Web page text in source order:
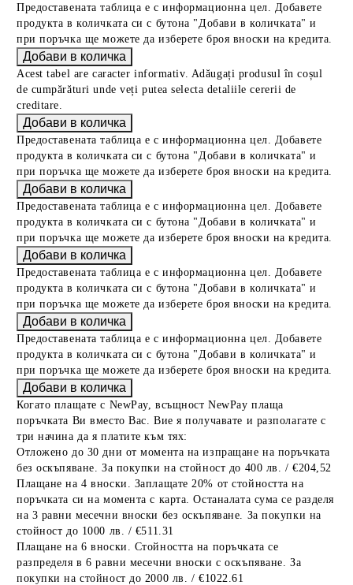
Предоставената таблица е с информационна цел. Добавете
продукта в количката си с бутона "Добави в количката" и
при поръчка ще можете да изберете броя вноски на кредита.
Acest tabel are caracter informativ. Adăugați produsul în coșul
de cumpărături unde veți putea selecta detaliile cererii de
creditare.
Предоставената таблица е с информационна цел. Добавете
продукта в количката си с бутона "Добави в количката" и
при поръчка ще можете да изберете броя вноски на кредита.
Предоставената таблица е с информационна цел. Добавете
продукта в количката си с бутона "Добави в количката" и
при поръчка ще можете да изберете броя вноски на кредита.
Предоставената таблица е с информационна цел. Добавете
продукта в количката си с бутона "Добави в количката" и
при поръчка ще можете да изберете броя вноски на кредита.
Предоставената таблица е с информационна цел. Добавете
продукта в количката си с бутона "Добави в количката" и
при поръчка ще можете да изберете броя вноски на кредита.
Когато плащате с NewPay, всъщност NewPay плаща
поръчката Ви вместо Вас. Вие я получавате и разполагате с
три начина да я платите към тях:
Отложено до 30 дни от момента на изпращане на поръчката
без оскъпяване. За покупки на стойност до 400 лв. / €204,52
Плащане на 4 вноски. Заплащате 20% от стойността на
поръчката си на момента с карта. Останалата сума се разделя
на 3 равни месечни вноски без оскъпяване. За покупки на
стойност до 1000 лв. / €511.31
Плащане на 6 вноски. Стойността на поръчката се
разпределя в 6 равни месечни вноски с оскъпяване. За
покупки на стойност до 2000 лв. / €1022.61